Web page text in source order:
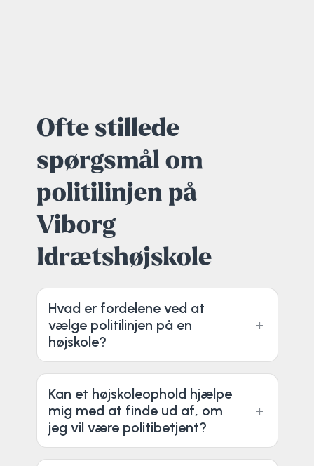
Ofte stillede
spørgsmål om
politilinjen på
Viborg
Idrætshøjskole
Hvad er fordelene ved at
vælge politilinjen på en
højskole?
Kan et højskoleophold hjælpe
mig med at finde ud af, om
jeg vil være politibetjent?